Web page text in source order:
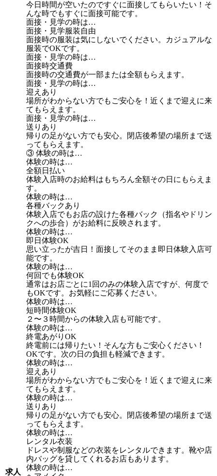
求人
今日時間が空いたのですぐに面接してもらいたい！そ
んな時でもすぐに面接可能です。
面接・見学の時は…
面接・見学服装自由
面接時の服装は気にしないでください。カジュアルな
服装でOKです。
面接・見学の時は…
面接時交通費
面接時の交通費が一部または全額もらえます。
面接・見学の時は…
迎えあり
場所がわからない方でもご安心を！近くまで迎えに来
てもらえます。
面接・見学の時は…
送りあり
帰りの足がない方でも安心。閉店後希望の場所まで送
ってもらえます。
③ 体験の時は…
体験の時は…
全額日払い
体験入店時のお給料はもちろん全額その日にもらえま
す。
体験の時は…
各種バックあり
体験入店でもお店の設けた各種バック（指名やドリン
クへの歩合）がお給料に反映されます。
体験の時は…
即日体験OK
思い立ったが吉日！面接してそのまま即日体験入店可
能です。
体験の時は…
何回でも体験OK
通常はお店ごとに1回のみの体験入店ですが、何度で
もOKです。お気軽にご応募ください。
体験の時は…
短時間体験OK
２〜３時間からの体験入店も可能です。
体験の時は…
終電あがりOK
終電前には帰りたい！そんな方もご安心ください！
OKです。次の日の負担も軽減できます。
体験の時は…
迎えあり
場所がわからない方でもご安心を！近くまで迎えに来
てもらえます。
体験の時は…
送りあり
帰りの足がない方でも安心。閉店後希望の場所まで送
ってもらえます。
体験の時は…
レンタル衣装
ドレスや制服などの衣装をレンタルできます。靴や店
内バッグを貸してくれるお店もあります。
体験の時は…